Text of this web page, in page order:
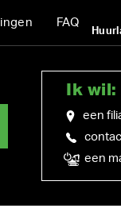
FAQ
Ik wil:
een
een